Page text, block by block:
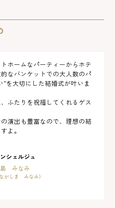
ホームなパーティーからホテ
なバンケットでの大人数のパ
を大切にした結婚式が叶いま
ふたりを祝福してくれるゲス
演出も豊富なので、理想の結
よ。
シェルジュ
みなみ
ながしま みなみ）